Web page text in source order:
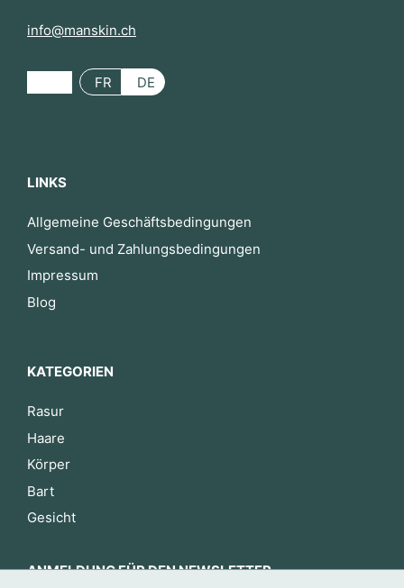
info@manskin.ch
FR DE
LINKS
Allgemeine Geschäftsbedingungen
Versand- und Zahlungsbedingungen
Impressum
Blog
KATEGORIEN
Rasur
Haare
Körper
Bart
Gesicht
ANMELDUNG FÜR DEN NEWSLETTER